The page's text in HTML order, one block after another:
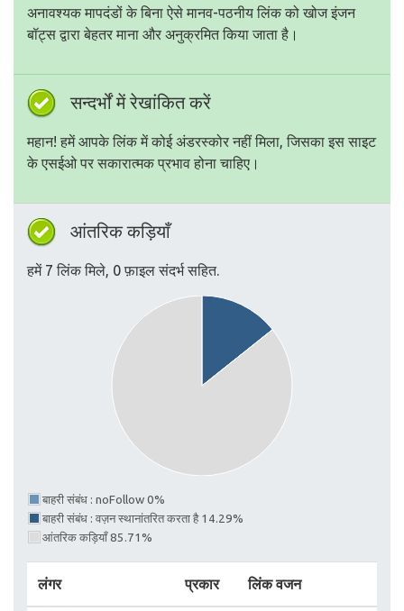
अनावश्यक मापदंडों के बिना ऐसे मानव-पठनीय लिंक को खोज इंजन
बॉट्स द्वारा बेहतर माना और अनुक्रमित किया जाता है।
सन्दर्भों में रेखांकित करें
महान! हमें आपके लिंक में कोई अंडरस्कोर नहीं मिला, जिसका इस साइट
के एसईओ पर सकारात्मक प्रभाव होना चाहिए।
आंतरिक कड़ियाँ
हमें 7 लिंक मिले, 0 फ़ाइल संदर्भ सहित.
बाहरी संबंध : noFollow 0%
बाहरी संबंध : वज़न स्थानांतरित करता है 14.29%
आंतरिक कड़ियाँ 85.71%
लंगर प्रकार लिंक वजन